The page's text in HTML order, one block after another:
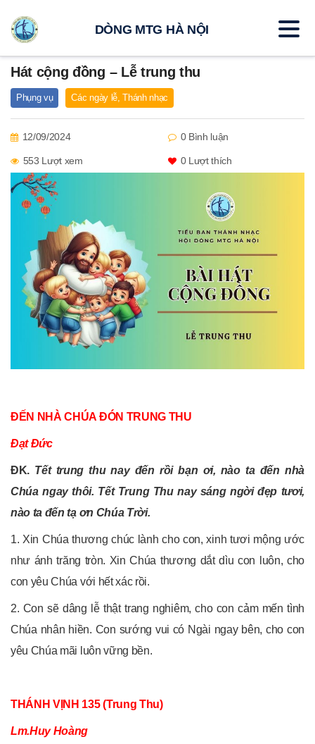
Hát cộng đồng – Lễ trung thu
Phụng vụ Các ngày lễ,Thánh nhạc
12/09/2024 0 Bình luận
553 Lượt xem 0Lượt thích
ĐẾN NHÀ CHÚA ĐÓN TRUNG THU
Đạt Đức
ĐK. Tết trung thu nay đến rồi bạn ơi, nào ta đến nhà
Chúa ngay thôi. Tết Trung Thu nay sáng ngời đẹp tươi,
nào ta đến tạ ơn Chúa Trời.
1. Xin Chúa thương chúc lành cho con, xinh tươi mộng ước
như ánh trăng tròn. Xin Chúa thương dắt dìu con luôn, cho
con yêu Chúa với hết xác rồi.
2. Con sẽ dâng lễ thật trang nghiêm, cho con cảm mến tình
Chúa nhân hiền. Con sướng vui có Ngài ngay bên, cho con
yêu Chúa mãi luôn vững bền.
THÁNH VỊNH 135 (Trung Thu)
Lm.Huy Hoàng
DÒNG MTG HÀ NỘI